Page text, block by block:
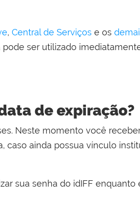
, Central de Serviços e os
ser utilizado
de expiração?
Neste momento você
caso ainda possua vínculo
sua senha do idIFF enquanto